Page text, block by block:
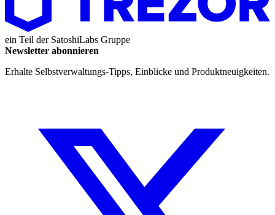
ein Teil der SatoshiLabs Gruppe
Newsletter abonnieren
Erhalte Selbstverwaltungs-Tipps, Einblicke und Produktneuigkeiten.